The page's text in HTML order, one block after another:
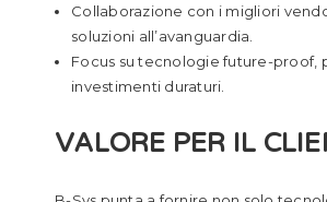
Collaborazione con i migliori
soluzioni all’avanguardia.
Focus su tecnologie future-proof,
investimenti duraturi.
VALORE PER IL